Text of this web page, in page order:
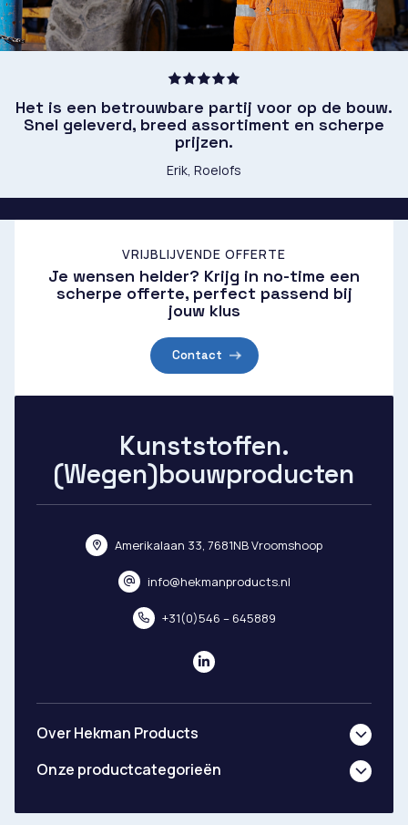
Het is een betrouwbare partij voor op de bouw.
Snel geleverd, breed assortiment en scherpe
prijzen.
Erik, Roelofs
VRIJBLIJVENDE OFFERTE
Je wensen helder? Krijg in no-time een
scherpe offerte, perfect passend bij
jouw klus
Contact
Kunststoffen.
(Wegen)bouwproducten
Amerikalaan 33, 7681NB Vroomshoop
info@hekmanproducts.nl
+31(0)546 – 645889
Over Hekman Products
Onze productcategorieën